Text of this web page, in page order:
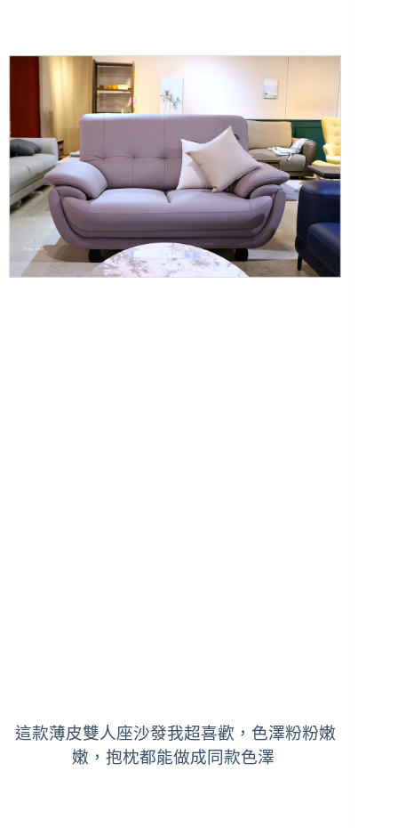
這款薄皮雙人座沙發我超喜歡，色澤粉粉嫩
嫩，抱枕都能做成同款色澤